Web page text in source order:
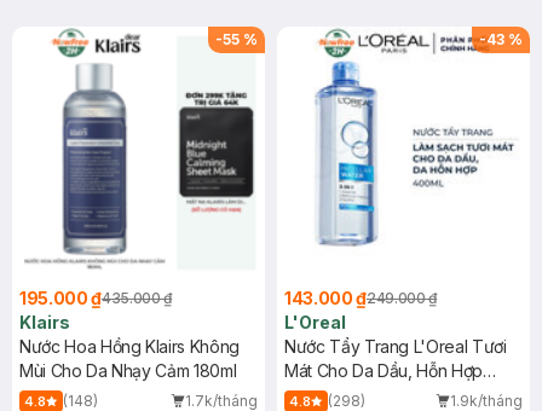
-55 %
195.000 ₫435.000 ₫
Klairs
Nước Hoa Hồng Klairs Không
Mùi Cho Da Nhạy Cảm 180ml
4.8 (148)
1.7k/tháng
-43 %
143.000 ₫249.000 ₫
L'Oreal
Nước Tẩy Trang L'Oreal Tươi
Mát Cho Da Dầu, Hỗn Hợp
400ml
4.8 (298)
1.9k/tháng